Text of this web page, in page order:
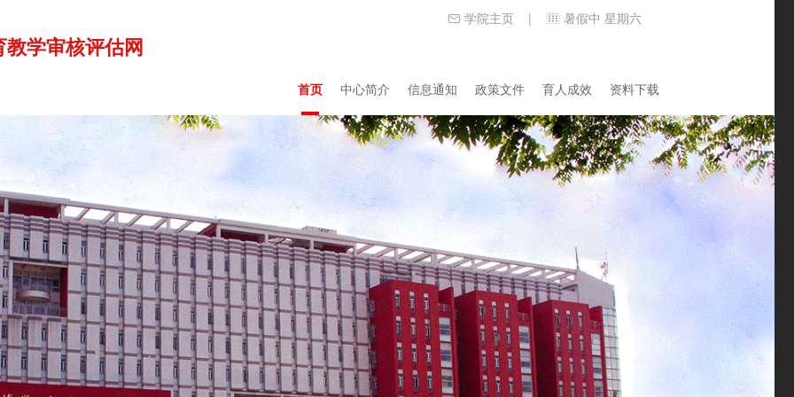
学审核评估网
学院主页 | 暑假中 星期六
首页 中心简介 信息通知 政策文件 育人成效 资料下载